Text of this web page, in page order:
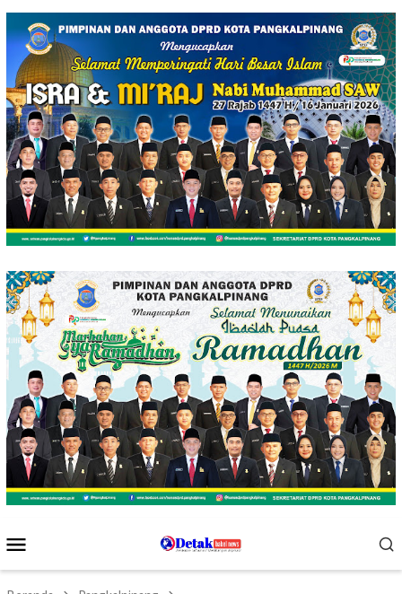
Loncat
konten
Mobile